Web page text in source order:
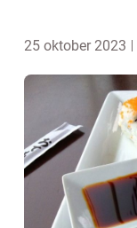
25 oktober 2023